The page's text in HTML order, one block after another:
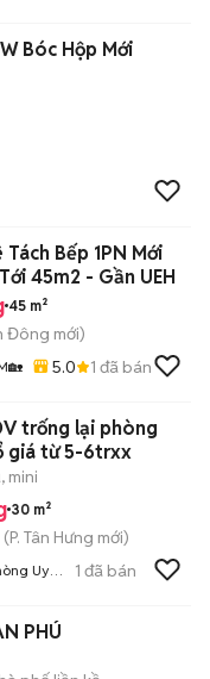
Bóc Hộp Mới
Bếp 1PN Mới
45m2 - Gần UEH
45 m²
Đông mới)
5.0 1 đã bán
trống lại phòng
giá từ 5-6trxx
mini
30 m²
(P. Tân Hưng mới)
Uy
1 đã bán
PHÚ